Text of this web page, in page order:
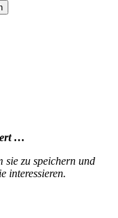
…
sie zu speichern und
interessieren.